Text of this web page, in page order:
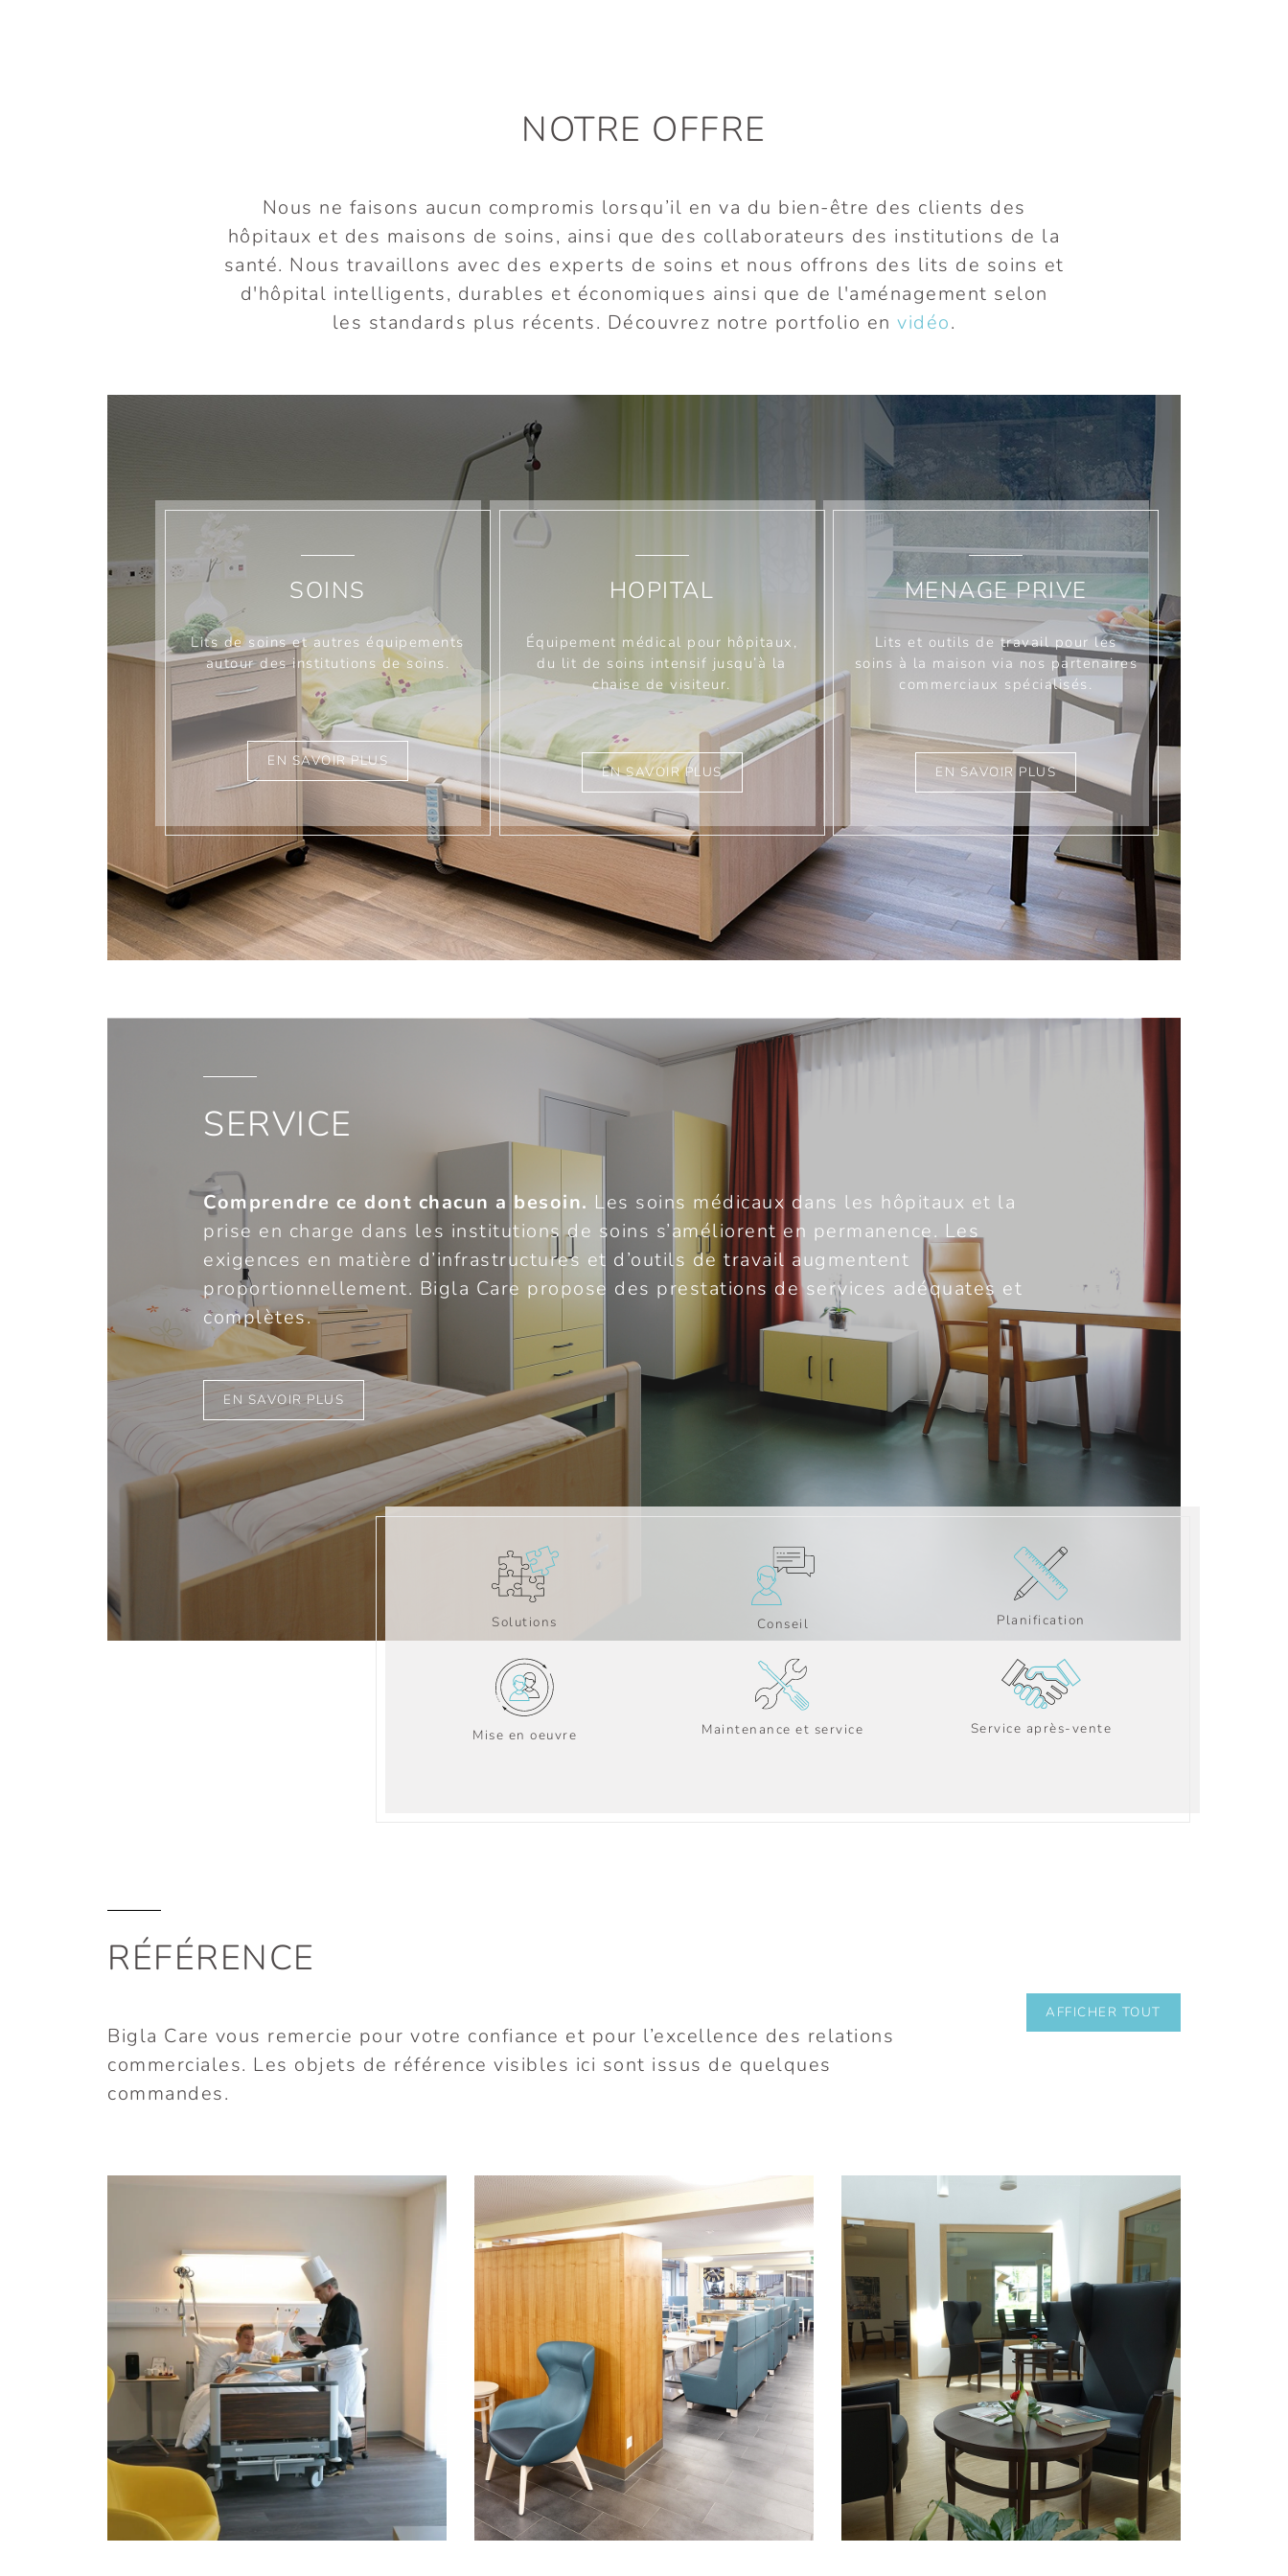
NOTRE OFFRE
Nous ne faisons aucun compromis lorsqu’il en va du bien-être des clients des
hôpitaux et des maisons de soins, ainsi que des collaborateurs des institutions de la
santé. Nous travaillons avec des experts de soins et nous offrons des lits de soins et
d'hôpital intelligents, durables et économiques ainsi que de l'aménagement selon
les standards plus récents. Découvrez notre portfolio envidéo.
SOINS
Lits de soins et autres équipements
autour des institutions de soins.
EN SAVOIR PLUS
HOPITAL
Équipement médical pour hôpitaux,
du lit de soins intensif jusqu’à la
chaise de visiteur.
EN SAVOIR PLUS
MENAGE PRIVE
Lits et outils de travail pour les
soins à la maison via nos partenaires
commerciaux spécialisés.
EN SAVOIR PLUS
SERVICE
Comprendre ce dont chacun a besoin. Les soins médicaux dans les hôpitaux et la
prise en charge dans les institutions de soins s’améliorent en permanence. Les
exigences en matière d’infrastructures et d’outils de travail augmentent
proportionnellement. Bigla Care propose des prestations de services adéquates et
complètes.
EN SAVOIR PLUS
Solutions Conseil Planification
Mise en oeuvre Maintenance et service Service après-vente
RÉFÉRENCE
Bigla Care vous remercie pour votre confiance et pour l’excellence des relations
commerciales. Les objets de référence visibles ici sont issus de quelques
commandes.
AFFICHER TOUT
CIC GROUPE SANTÉ,
Une clinique sur les bords du Léman
compte sur le lit d’hôpital universel image
EN SAVOIR PLUS
Un nouveau souffle traverse la cafétéria de
la maison de retraite et de soins Utzigen.
EN SAVOIR PLUS
Un nouveau souffle traverse l’espace
d’habitation réaménagé de la maison de
retraite et de soins à Utzigen.
EN SAVOIR PLUS